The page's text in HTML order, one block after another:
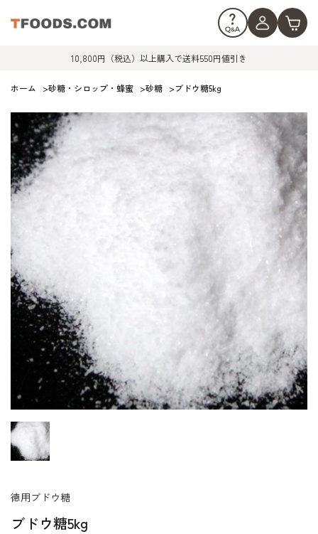
10,800円（税込）以上購入で送料550円値引き
ホーム >砂糖・シロップ・蜂蜜 >砂糖 >ブドウ糖5kg
ブドウ糖5kg
徳用ブドウ糖